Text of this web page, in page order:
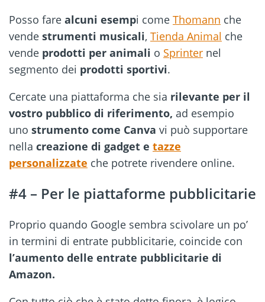
Posso fare alcuni esempi come Thomann che
vende strumenti musicali, Tienda Animal che
vende prodotti per animali o Sprinter nel
segmento dei prodotti sportivi.
Cercate una piattaforma che sia rilevante per il
vostro pubblico di riferimento, ad esempio
uno strumento come Canva vi può supportare
nella creazione di gadget e tazze
personalizzate che potrete rivendere online.
#4 – Per le piattaforme pubblicitarie
Proprio quando Google sembra scivolare un po’
in termini di entrate pubblicitarie, coincide con
l’aumento delle entrate pubblicitarie di
Amazon.